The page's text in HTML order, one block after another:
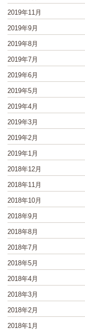
2019年11月
2019年9月
2019年8月
2019年7月
2019年6月
2019年5月
2019年4月
2019年3月
2019年2月
2019年1月
2018年12月
2018年11月
2018年10月
2018年9月
2018年8月
2018年7月
2018年5月
2018年4月
2018年3月
2018年2月
2018年1月